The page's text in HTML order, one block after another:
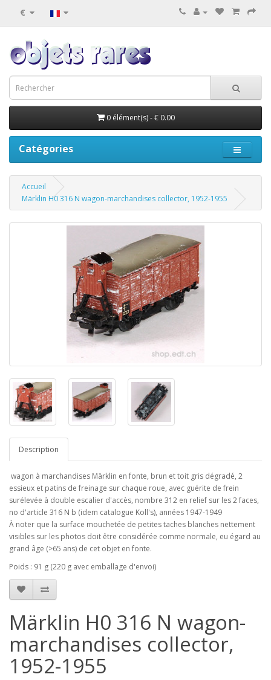
€
0 élément(s) - € 0.00
Catégories
Accueil
Märklin H0 316 N wagon-marchandises collector, 1952-1955
Description
wagon à marchandises Märklin en fonte, brun et toit gris dégradé, 2
essieux et patins de freinage sur chaque roue, avec guérite de frein
surélevée à double escalier d'accès, nombre 312 en relief sur les 2 faces,
no d'article 316 N b (idem catalogue Koll's), années 1947-1949
À noter que la surface mouchetée de petites taches blanches nettement
visibles sur les photos doit être considérée comme normale, eu égard au
grand âge (>65 ans) de cet objet en fonte.
Poids : 91 g (220 g avec emballage d'envoi)
Märklin H0 316 N wagon-
marchandises collector,
1952-1955